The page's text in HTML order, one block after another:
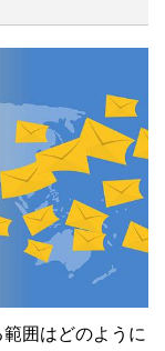
囲はどのように